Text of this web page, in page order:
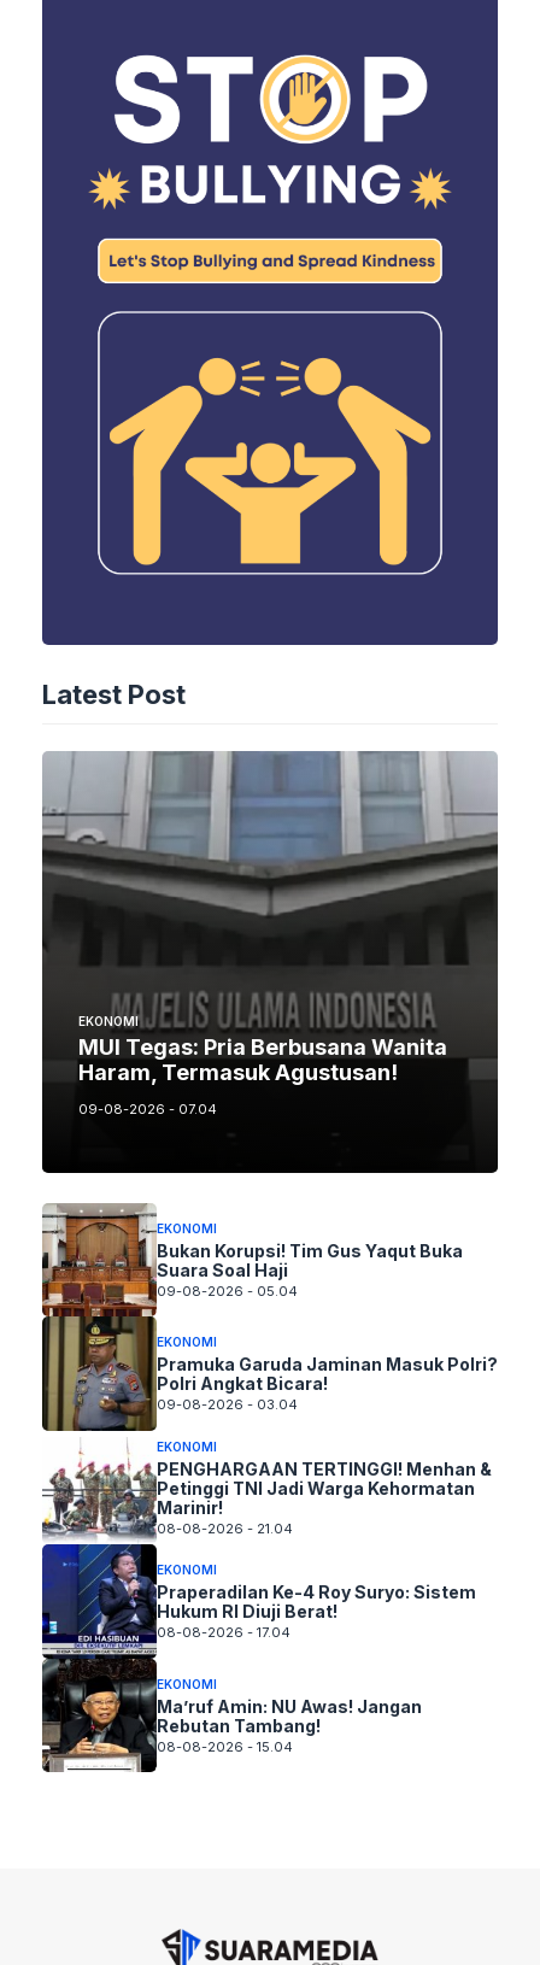
Latest Post
EKONOMI
MUI Tegas: Pria Berbusana Wanita
Haram, Termasuk Agustusan!
09-08-2026 - 07.04
EKONOMI
Bukan Korupsi! Tim Gus Yaqut Buka
Suara Soal Haji
09-08-2026 - 05.04
EKONOMI
Pramuka Garuda Jaminan Masuk Polri?
Polri Angkat Bicara!
09-08-2026 - 03.04
EKONOMI
PENGHARGAAN TERTINGGI! Menhan &
Petinggi TNI Jadi Warga Kehormatan
Marinir!
08-08-2026 - 21.04
EKONOMI
Praperadilan Ke-4 Roy Suryo: Sistem
Hukum RI Diuji Berat!
08-08-2026 - 17.04
EKONOMI
Ma’ruf Amin: NU Awas! Jangan
Rebutan Tambang!
08-08-2026 - 15.04